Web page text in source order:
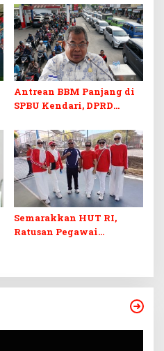
Kuliah Gratis
Antrean BBM Panjang di
SPBU Kendari, DPRD
Barcode Curang
Semarakkan HUT RI,
Ratusan Pegawai